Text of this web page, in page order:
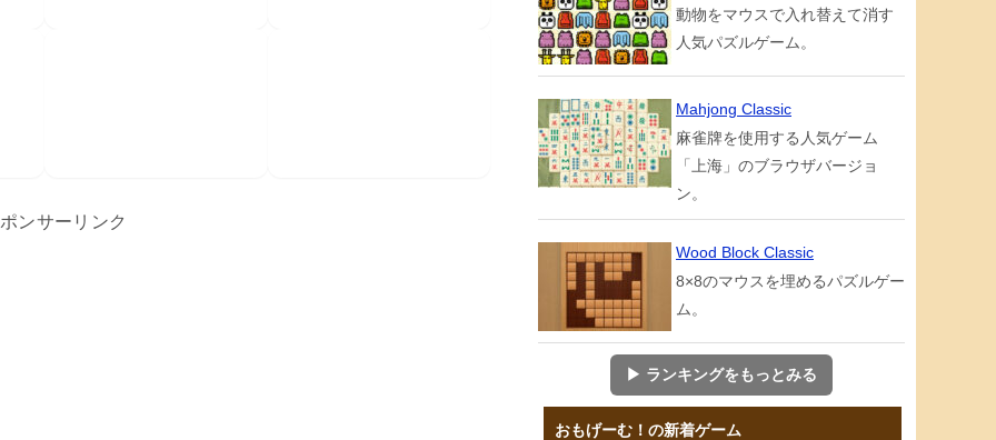
ンサーリンク
動物をマウスで入れ替えて消す
人気パズルゲーム。
Mahjong Classic
麻雀牌を使用する人気ゲーム
「上海」のブラウザバージョ
ン。
Wood Block Classic
8×8のマウスを埋めるパズルゲー
ム。
▶ ランキングをもっとみる
おもげーむ！の新着ゲーム